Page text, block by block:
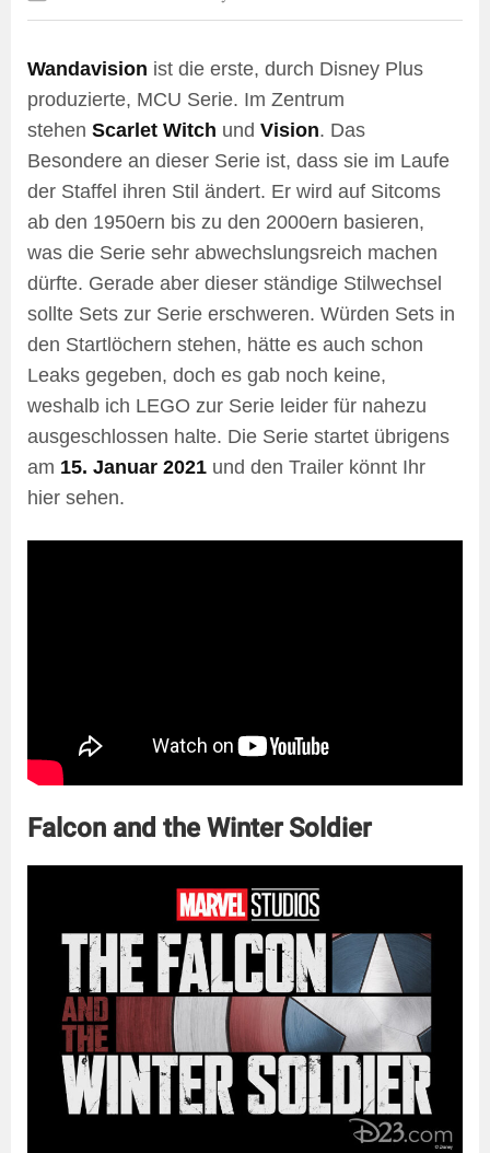
Wandavision ist die erste, durch Disney Plus
produzierte, MCU Serie. Im Zentrum
stehen Scarlet Witch und Vision. Das
Besondere an dieser Serie ist, dass sie im Laufe
der Staffel ihren Stil ändert. Er wird auf Sitcoms
ab den 1950ern bis zu den 2000ern basieren,
was die Serie sehr abwechslungsreich machen
dürfte. Gerade aber dieser ständige Stilwechsel
sollte Sets zur Serie erschweren. Würden Sets in
den Startlöchern stehen, hätte es auch schon
Leaks gegeben, doch es gab noch keine,
weshalb ich LEGO zur Serie leider für nahezu
ausgeschlossen halte. Die Serie startet übrigens
am 15. Januar 2021 und den Trailer könnt Ihr
hier sehen.
Falcon and the Winter Soldier